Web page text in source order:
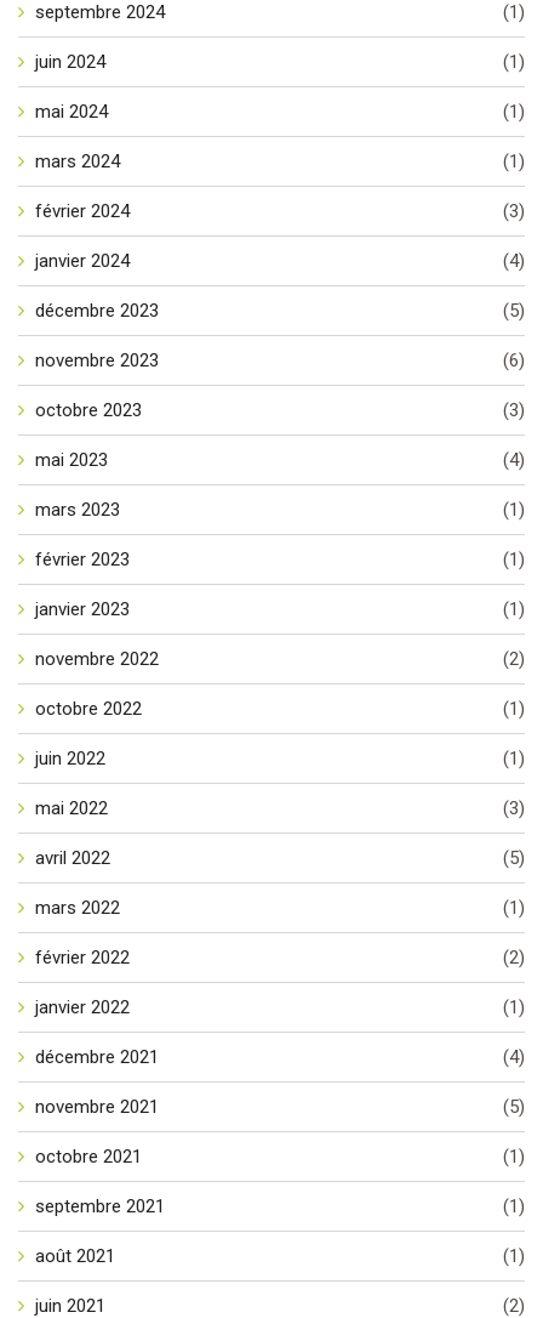
septembre 2024 (1)
juin 2024 (1)
mai 2024 (1)
mars 2024 (1)
février 2024 (3)
janvier 2024 (4)
décembre 2023 (5)
novembre 2023 (6)
octobre 2023 (3)
mai 2023 (4)
mars 2023 (1)
février 2023 (1)
janvier 2023 (1)
novembre 2022 (2)
octobre 2022 (1)
juin 2022 (1)
mai 2022 (3)
avril 2022 (5)
mars 2022 (1)
février 2022 (2)
janvier 2022 (1)
décembre 2021 (4)
novembre 2021 (5)
octobre 2021 (1)
septembre 2021 (1)
août 2021 (1)
juin 2021 (2)